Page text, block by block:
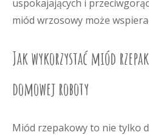
uspokajających i
miód wrzosowy może
Jak wykorzystać miód
domowej roboty
Miód rzepakowy to nie tylko